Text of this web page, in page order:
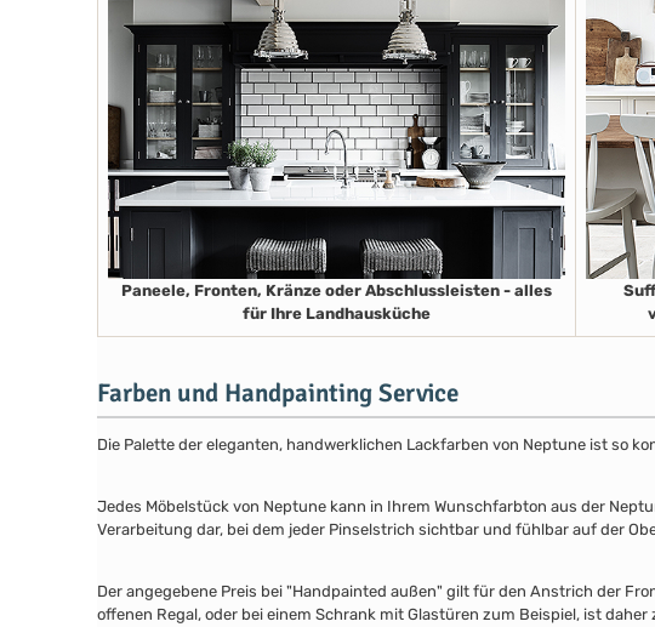
Paneele, Fronten, Kränze oder Abschlussleisten - alles
für Ihre Landhausküche
Farben und Handpainting Service
Die Palette der eleganten, handwerklichen Lackfarben von Neptune ist so
Jedes Möbelstück von Neptune kann in Ihrem Wunschfarbton aus der
Verarbeitung dar, bei dem jeder Pinselstrich sichtbar und fühlbar auf der
Der angegebene Preis bei "Handpainted außen" gilt für den Anstrich der
offenen Regal, oder bei einem Schrank mit Glastüren zum Beispiel, ist